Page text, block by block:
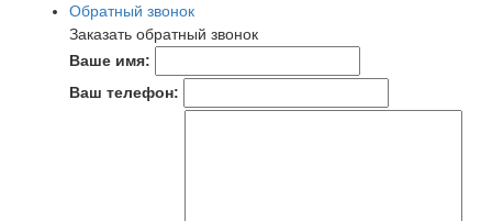
Обратный звонок
Заказать обратный звонок
Ваше имя:
Ваш телефон: